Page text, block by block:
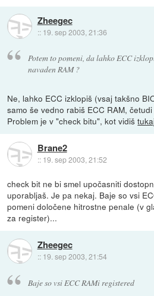
Zheegec
:: 19. sep 2003, 21:36
Potem to pomeni, da lahko ECC
navaden RAM ?
Ne, lahko ECC izklopiš (vsaj takšno
samo še vedno rabiš ECC RAM,
Problem je v "check bitu", kot vidiš
Brane2
:: 19. sep 2003, 21:52
check bit ne bi smel upočasniti
uporabljaš. Je pa nekaj. Baje so vsi
pomeni določene hitrostne penale (v
za register)...
Zheegec
:: 19. sep 2003, 21:54
Baje so vsi ECC RAMi registered